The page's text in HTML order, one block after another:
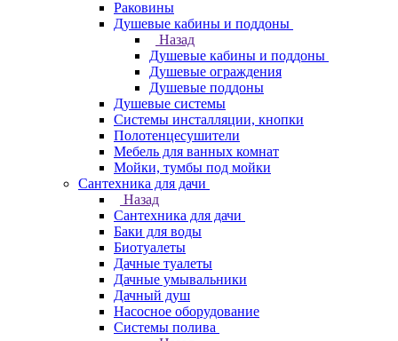
Раковины
Душевые кабины и поддоны
Назад
Душевые кабины и поддоны
Душевые ограждения
Душевые поддоны
Душевые системы
Системы инсталляции, кнопки
Полотенцесушители
Мебель для ванных комнат
Мойки, тумбы под мойки
Сантехника для дачи
Назад
Сантехника для дачи
Баки для воды
Биотуалеты
Дачные туалеты
Дачные умывальники
Дачный душ
Насосное оборудование
Системы полива